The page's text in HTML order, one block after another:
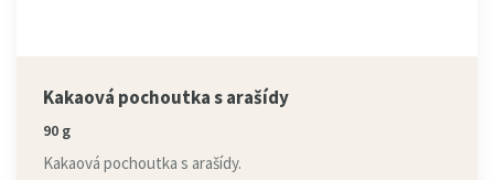
Kakaová pochoutka s arašídy
90 g
Kakaová pochoutka s arašídy.